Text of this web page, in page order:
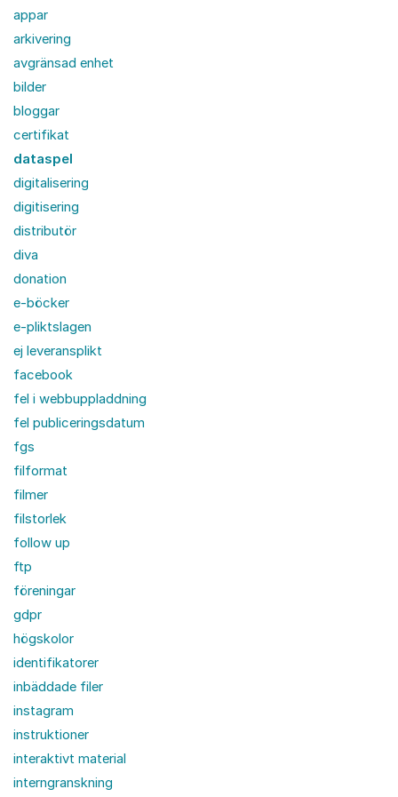
appar
arkivering
avgränsad enhet
bilder
bloggar
certifikat
dataspel
digitalisering
digitisering
distributör
diva
donation
e-böcker
e-pliktslagen
ej leveransplikt
facebook
fel i webbuppladdning
fel publiceringsdatum
fgs
filformat
filmer
filstorlek
follow up
ftp
föreningar
gdpr
högskolor
identifikatorer
inbäddade filer
instagram
instruktioner
interaktivt material
interngranskning